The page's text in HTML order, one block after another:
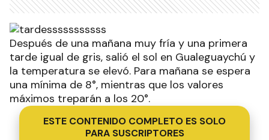
Después de una mañana muy fría y una primera
tarde igual de gris, salió el sol en Gualeguaychú y
la temperatura se elevó. Para mañana se espera
una mínima de 8°, mientras que los valores
máximos treparán a los 20°.
ESTE CONTENIDO COMPLETO ES SOLO
PARA SUSCRIPTORES